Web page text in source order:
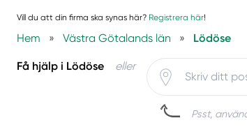
Vill du att din firma ska synas här? Registrera här!
Hem » Västra Götalands län » Lödöse
Få hjälp i Lödöse eller
Psst,